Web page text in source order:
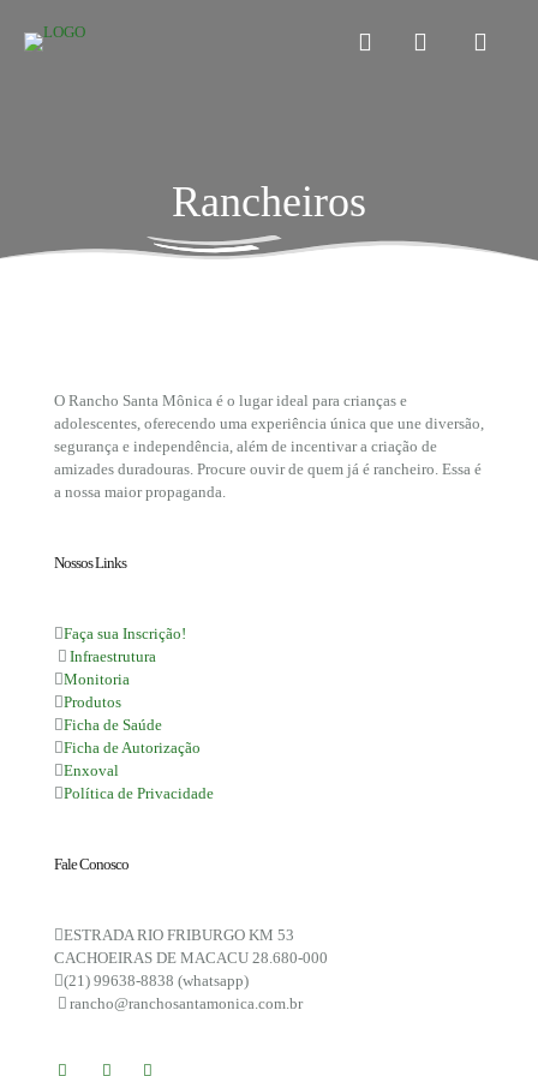
Rancheiros
O Rancho Santa Mônica é o lugar ideal para crianças e
adolescentes, oferecendo uma experiência única que une diversão,
segurança e independência, além de incentivar a criação de
amizades duradouras. Procure ouvir de quem já é rancheiro. Essa é
a nossa maior propaganda.
Nossos Links
Faça sua Inscrição!
Infraestrutura
Monitoria
Produtos
Ficha de Saúde
Ficha de Autorização
Enxoval
Política de Privacidade
Fale Conosco
ESTRADA RIO FRIBURGO KM 53
CACHOEIRAS DE MACACU 28.680-000
(21) 99638-8838 (whatsapp)
rancho@ranchosantamonica.com.br